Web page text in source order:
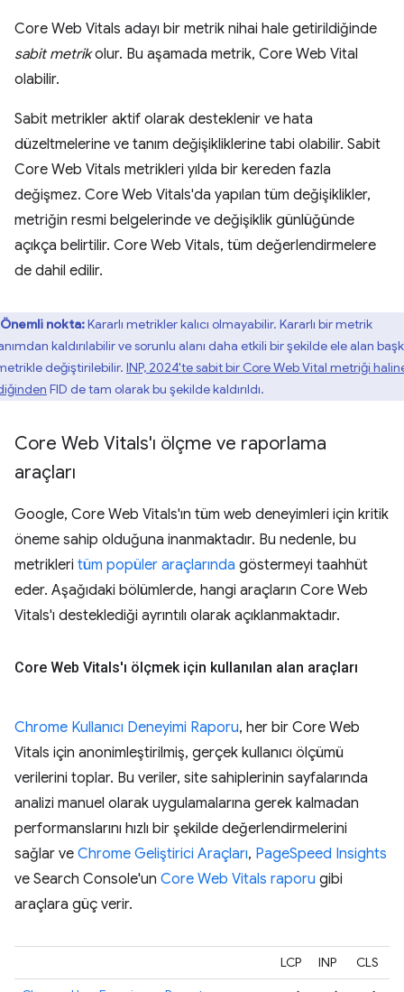
Core Web Vitals adayı bir metrik nihai hale getirildiğinde
sabit metrikolur. Bu aşamada metrik, Core Web Vital
olabilir.
Sabit metrikler aktif olarak desteklenir ve hata
düzeltmelerine ve tanım değişikliklerine tabi olabilir. Sabit
Core Web Vitals metrikleri yılda bir kereden fazla
değişmez. Core Web Vitals'da yapılan tüm değişiklikler,
metriğin resmi belgelerinde ve değişiklik günlüğünde
açıkça belirtilir. Core Web Vitals, tüm değerlendirmelere
de dahil edilir.
Önemli nokta:Kararlı metrikler kalıcı olmayabilir. Kararlı bir metrik
kaldırılabilir ve sorunlu alanı daha etkili bir şekilde ele alan
değiştirilebilir. INP, 2024'te sabit bir Core Web Vital metriği
FID de tam olarak bu şekilde kaldırıldı.
Core Web Vitals'ı ölçme ve raporlama
araçları
Google, Core Web Vitals'ın tüm web deneyimleri için kritik
öneme sahip olduğuna inanmaktadır. Bu nedenle, bu
metrikleri tüm popüler araçlarında göstermeyi taahhüt
eder. Aşağıdaki bölümlerde, hangi araçların Core Web
Vitals'ı desteklediği ayrıntılı olarak açıklanmaktadır.
Core Web Vitals'ı ölçmek için kullanılan alan araçları
Chrome Kullanıcı Deneyimi Raporu, her bir Core Web
Vitals için anonimleştirilmiş, gerçek kullanıcı ölçümü
verilerini toplar. Bu veriler, site sahiplerinin sayfalarında
analizi manuel olarak uygulamalarına gerek kalmadan
performanslarını hızlı bir şekilde değerlendirmelerini
sağlar ve Chrome Geliştirici Araçları, PageSpeed Insights
ve Search Console'un Core Web Vitals raporu gibi
araçlara güç verir.
LCP INP
CLS